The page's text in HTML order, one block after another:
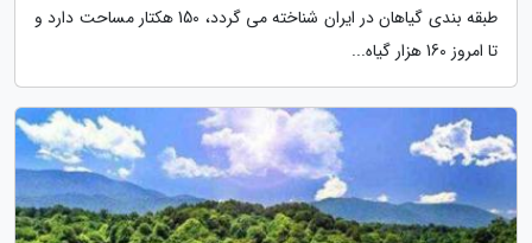
طبقه بندی گیاهان در ایران شناخته می گردد، 150 هکتار مساحت دارد و
تا امروز 160 هزار گیاه...